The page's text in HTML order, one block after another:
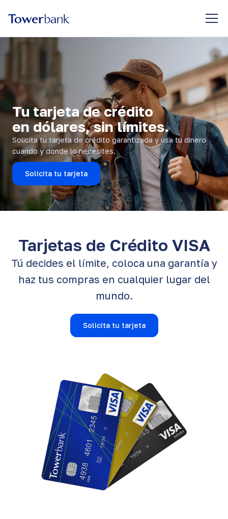
Tu tarjeta de crédito
en dólares, sin límites.
Solicita tu tarjeta de crédito garantizada y usa tu dinero
cuando y donde lo necesites.
Solicita tu tarjeta
Tarjetas de Crédito VISA
Tú decides el límite, coloca una garantía y
haz tus compras en cualquier lugar del
mundo.
Solicita tu tarjeta